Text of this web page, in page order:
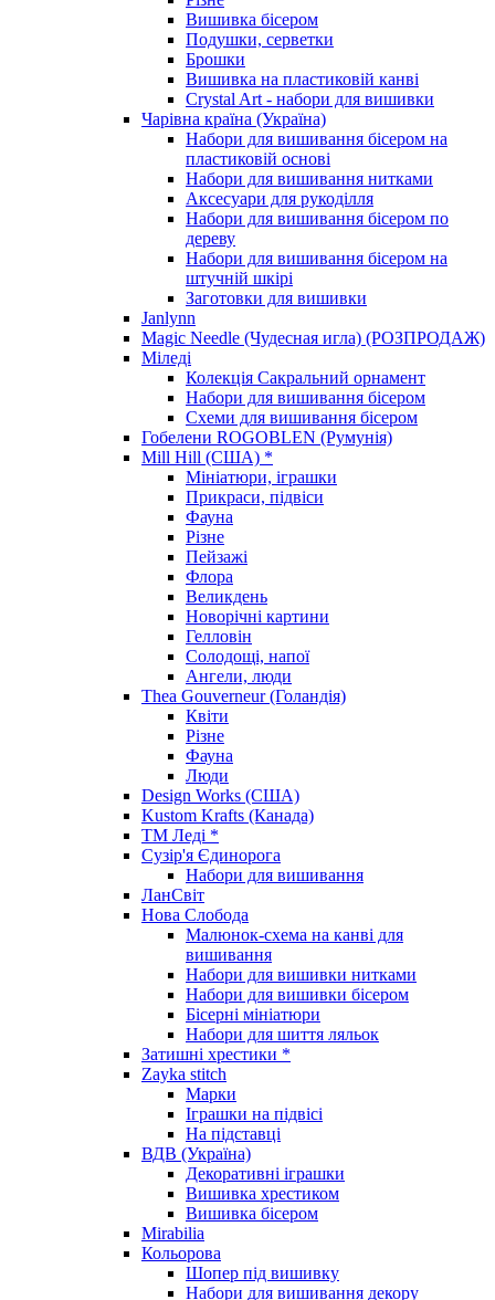
Вишивка бісером
Подушки, серветки
Брошки
Вишивка на пластиковій канві
Crystal Art - набори для вишивки
Чарівна країна (Україна)
Набори для вишивання бісером на
пластиковій основі
Набори для вишивання нитками
Аксесуари для рукоділля
Набори для вишивання бісером по
дереву
Набори для вишивання бісером на
штучній шкірі
Заготовки для вишивки
Janlynn
Magic Needle (Чудесная игла) (РОЗПРОДАЖ)
Міледі
Колекція Сакральний орнамент
Набори для вишивання бісером
Схеми для вишивання бісером
Гобелени ROGOBLEN (Румунія)
Mill Hill (США) *
Мініатюри, іграшки
Прикраси, підвіси
Фауна
Різне
Пейзажі
Флора
Великдень
Новорічні картини
Гелловін
Солодощі, напої
Ангели, люди
Thea Gouverneur (Голандія)
Квіти
Різне
Фауна
Люди
Design Works (США)
Kustom Krafts (Канада)
ТМ Леді *
Сузір'я Єдинорога
Набори для вишивання
ЛанСвіт
Нова Слобода
Малюнок-схема на канві для
вишивання
Набори для вишивки нитками
Набори для вишивки бісером
Бісерні мініатюри
Набори для шиття ляльок
Затишні хрестики *
Zayka stitch
Марки
Іграшки на підвісі
На підставці
ВДВ (Україна)
Декоративні іграшки
Вишивка хрестиком
Вишивка бісером
Mirabilia
Кольорова
Шопер під вишивку
Набори для вишивання декору